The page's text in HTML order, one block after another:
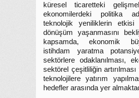
küresel ticaretteki
ekonomilerdeki politika
teknolojik yeniliklerin etkisi
dönüşüm yaşanmasını
kapsamda, ekonomik
istihdam yaratma
sektörlere odaklanılması,
sektörel çeşitliliğin
teknolojilere yatırım
hedefler arasında yer